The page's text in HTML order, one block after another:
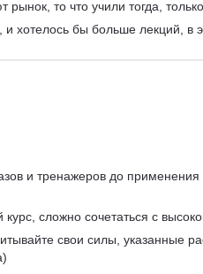
то что учили тогда,
и хотелось бы больше лекций, в
и тренажеров до
сложно сочетаться с
свои силы, указанные